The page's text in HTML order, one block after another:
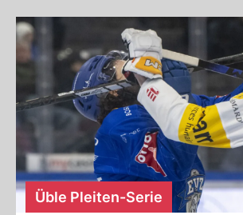
Üble Pleiten-Serie